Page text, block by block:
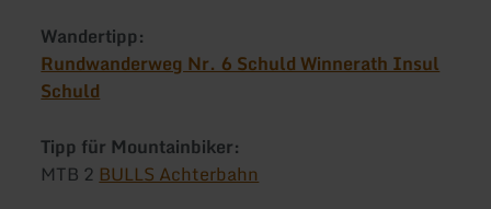
Wandertipp:
Rundwanderweg Nr. 6 Schuld Winnerath Insul
Schuld
Tipp für Mountainbiker:
MTB 2 BULLS Achterbahn